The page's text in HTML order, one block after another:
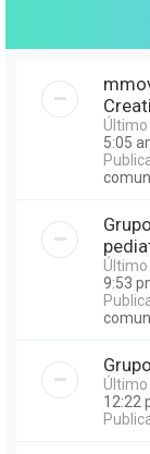
5:05
9:53
12:22